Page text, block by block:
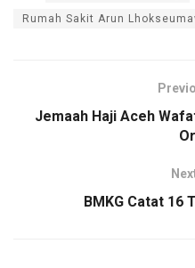
Rumah Sakit Arun
Jemaah Haji Aceh
BMKG Catat 16